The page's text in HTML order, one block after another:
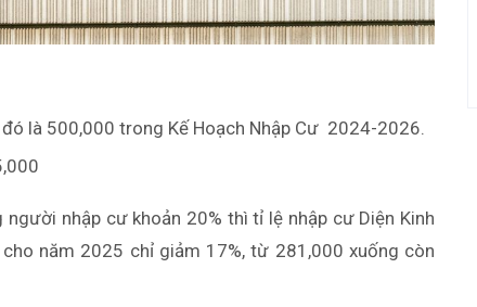
là 500,000 trong Kế Hoạch Nhập Cư 2024-2026.
nhập cư khoản 20% thì tỉ lệ nhập cư Diện Kinh
năm 2025 chỉ giảm 17%, từ 281,000 xuống còn